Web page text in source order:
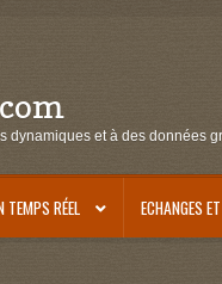
et à des données
TEMPS RÉEL ECHANGES